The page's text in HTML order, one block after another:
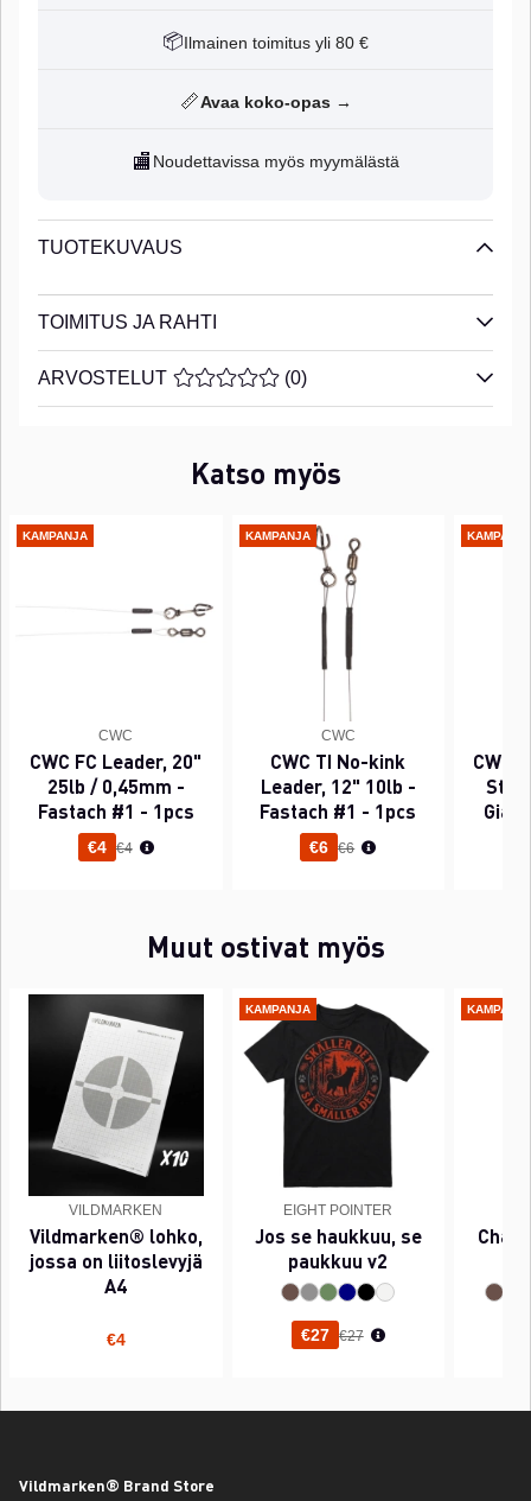
📦 Ilmainen toimitus yli 80 €
📏Avaa koko-opas →
🏬 Noudettavissa myös myymälästä
TUOTEKUVAUS
TOIMITUS JA RAHTI
ARVOSTELUT KESKIARVOLUOKITUS 0 / 5
(0)
Katso myös
KAMPANJA
CWC
CWC FC Leader, 20"
25lb / 0,45mm -
Fastach #1 - 1pcs
€4 Normaali hinta
€4
KAMPANJA
CWC
CWC TI No-kink
Leader, 12" 10lb -
Fastach #1 - 1pcs
€6 Normaali hinta
€6
CWC
Muut ostivat myös
VILDMARKEN
Vildmarken® lohko,
jossa on liitoslevyjä
A4
€4
KAMPANJA
EIGHT POINTER
Jos se haukkuu, se
paukkuu v2
€27 Normaali hinta
€27
Vildmarken® Brand Store